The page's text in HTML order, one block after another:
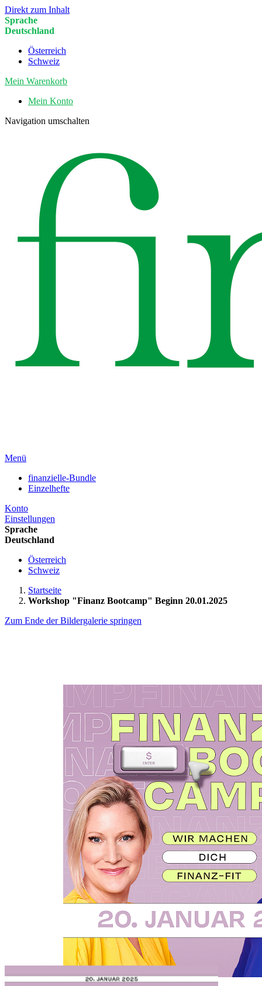
Direkt zum Inhalt
Sprache
Deutschland
Österreich
Schweiz
Mein Warenkorb
Mein Konto
Navigation umschalten
Menü
finanzielle-Bundle
Einzelhefte
Konto
Einstellungen
Sprache
Deutschland
Österreich
Schweiz
Startseite
Workshop "Finanz Bootcamp" Beginn 20.01.2025
Zum Ende der Bildergalerie springen